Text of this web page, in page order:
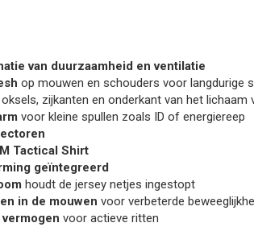
van duurzaamheid en ventilatie
op mouwen en schouders voor langdurige
zijkanten en onderkant van het
voor kleine spullen zoals ID of energiereep
Tactical Shirt
geïntegreerd
houdt de jersey netjes ingestopt
in de mouwen voor verbeterde
voor actieve ritten